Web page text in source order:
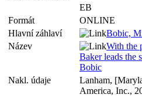
EB
Formát
ONLINE
Hlavní záhlaví
Bobic,
Název
With the
Baker leads the
Bobic
Nakl. údaje
Lanham,
America, Inc.,